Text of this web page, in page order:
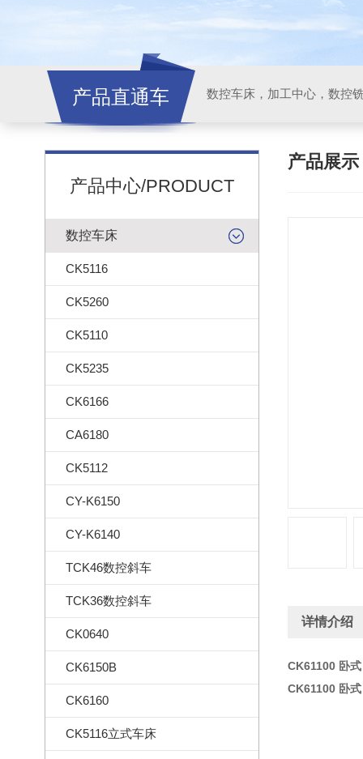
产品直通车
产品中心/PRODUCT
数控车床
CK5116
CK5260
CK5110
CK5235
CK6166
CA6180
CK5112
CY-K6150
CY-K6140
TCK46数控斜车
TCK36数控斜车
CK0640
CK6150B
CK6160
CK5116立式车床
产品展示
详情介绍
CK61100 卧
CK61100 卧